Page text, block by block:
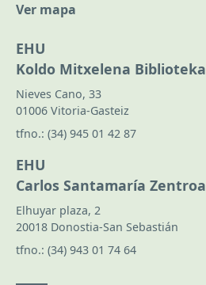
Ver mapa
EHU
Koldo Mitxelena Biblioteka
Nieves Cano, 33
01006 Vitoria-Gasteiz
tfno.: (34) 945 01 42 87
EHU
Carlos Santamaría Zentroa
Elhuyar plaza, 2
20018 Donostia-San Sebastián
tfno.: (34) 943 01 74 64